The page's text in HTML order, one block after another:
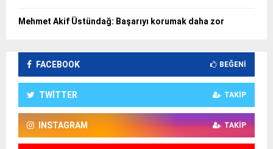
Mehmet Akif Üstündağ: Başarıyı korumak daha zor
FACEBOOK BEĞENI
TWITTER TAKIP
INSTAGRAM TAKIP